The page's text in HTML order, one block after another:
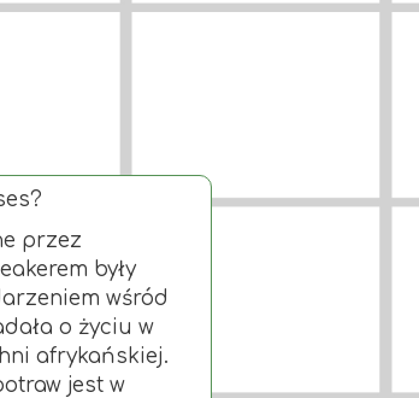
przez
były
wśród
o życiu w
afrykańskiej.
jest w